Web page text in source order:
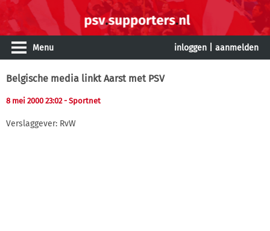
Menu inloggen aanmelden
Belgische media linkt Aarst met PSV
8 mei 2000 23:02- Sportnet
Verslaggever: RvW